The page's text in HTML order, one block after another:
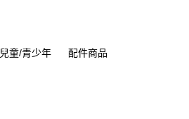
兒童/青少年 配件商品